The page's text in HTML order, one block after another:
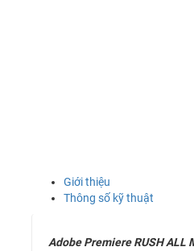
Giới thiệu
Thông số kỹ thuật
Adobe Premiere RUSH